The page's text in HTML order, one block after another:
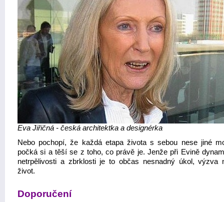
Eva Jiřičná - česká architektka a designérka
Nebo pochopí, že každá etapa života s sebou nese jiné
počká si a těší se z toho, co právě je. Jenže při Evině
netrpělivosti a zbrklosti je to občas nesnadný úkol, výzva
život.
Doporučení